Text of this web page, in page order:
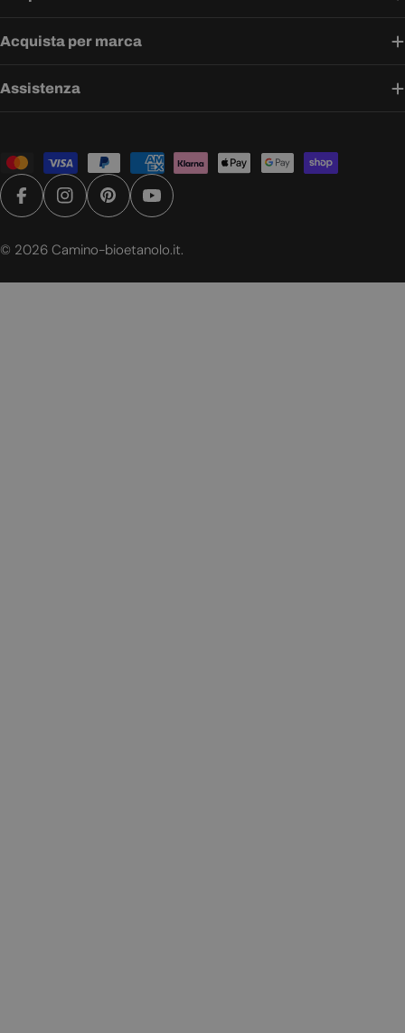
Acquista per marca
Assistenza
Metodi
di
pagamento
FacebookInstagramPinterestYouTube
© 2026 Camino-bioetanolo.it.